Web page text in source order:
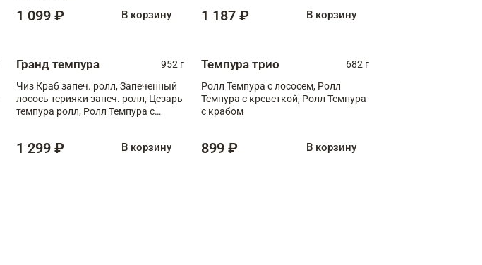
1 099 ₽ В корзину 1 187 ₽ В корзину
Гранд темпура
952 г
Чиз Краб запеч. ролл, Запеченный
лосось терияки запеч. ролл, Цезарь
темпура ролл, Ролл Темпура с
1 299 ₽ В корзину
Темпура трио
682 г
Ролл Темпура с лососем, Ролл
Темпура с креветкой, Ролл Темпура
с крабом
899 ₽ В корзину